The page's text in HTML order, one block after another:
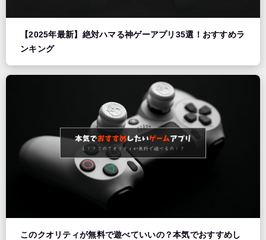
【2025年最新】絶対ハマる神ゲーアプリ35選！おすすめラ
ンキング
このクオリティが無料で遊べていいの？本気でおすすめし